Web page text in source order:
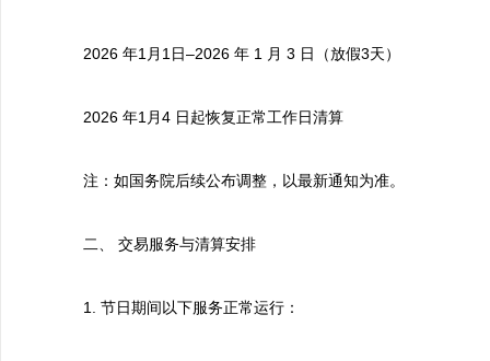
2026 年1月1日–2026 年 1 月 3 日（放假3天）
2026 年1月4 日起恢复正常工作日清算
注：如国务院后续公布调整，以最新通知为准。
二、 交易服务与清算安排
1. 节日期间以下服务正常运行：